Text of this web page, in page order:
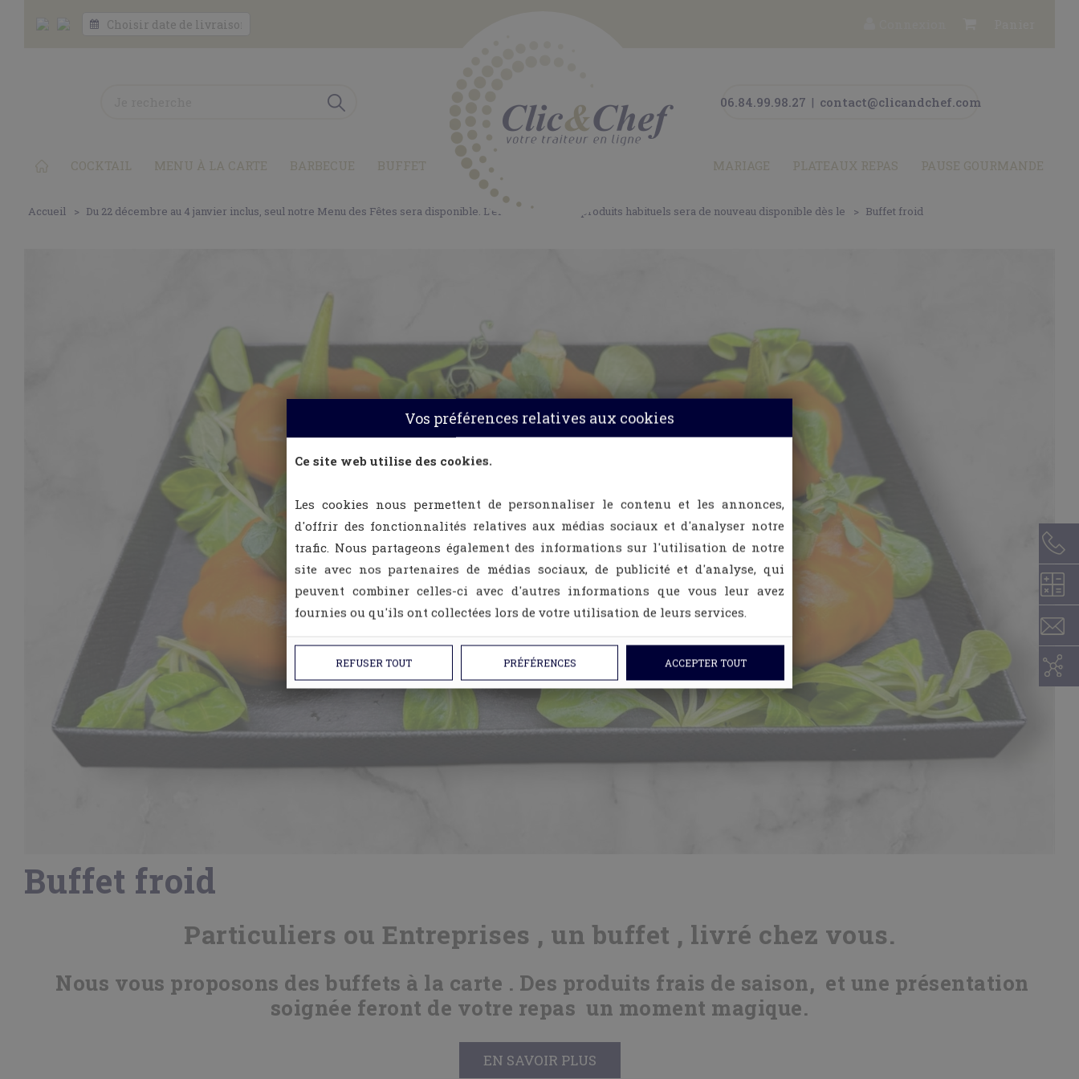
Vos préférences relatives aux cookies
Ce site web utilise des cookies.
Les cookies nous permettent de personnaliser le contenu et les annonces,
d'offrir des fonctionnalités relatives aux médias sociaux et d'analyser notre
trafic. Nous partageons également des informations sur l'utilisation de notre
site avec nos partenaires de médias sociaux, de publicité et d'analyse, qui
peuvent combiner celles-ci avec d'autres informations que vous leur avez
fournies ou qu'ils ont collectées lors de votre utilisation de leurs services.
REFUSER TOUT PRÉFÉRENCES ACCEPTER TOUT
06.84.99.98.27 | contact@clicandchef.com
COCKTAIL MENU À LA CARTE BARBECUE BUFFET MARIAGE PLATEAUX REPAS PAUSE GOURMANDE
Accueil Du 22 décembre au 4 janvier inclus, seul notre Menu des Fêtes sera disponible. L'ensemble de nos produits habituels sera de nouveau disponible dès le Buffet froid
Buffet froid
Particuliers ou Entreprises , un buffet , livré chez vous.
Nous vous proposons des buffets à la carte . Des produits frais de saison, et une présentation
soignée feront de votre repas un moment magique.
EN SAVOIR PLUS